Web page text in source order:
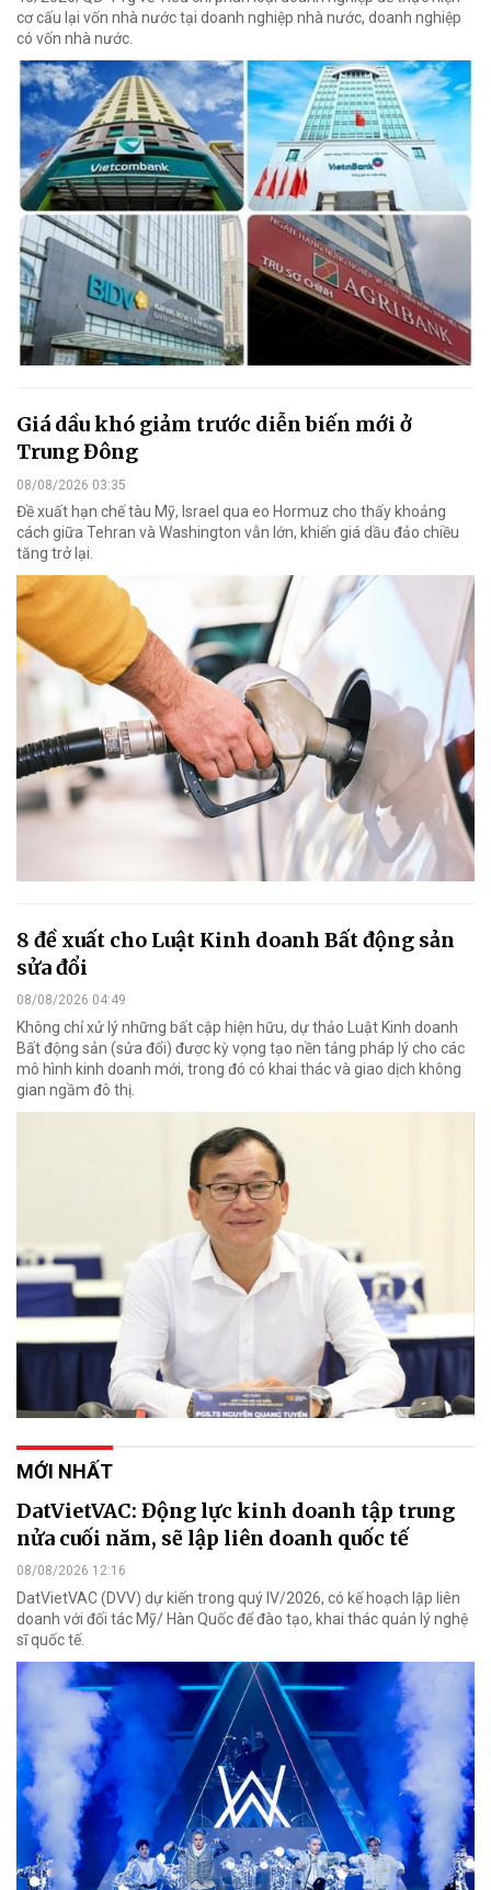
cơ cấu lại vốn nhà nước tại doanh nghiệp nhà nước, doanh nghiệp
có vốn nhà nước.
Giá dầu khó giảm trước diễn biến mới ở
Trung Đông
08/08/2026 03:35
Đề xuất hạn chế tàu Mỹ, Israel qua eo Hormuz cho thấy khoảng
cách giữa Tehran và Washington vẫn lớn, khiến giá dầu đảo chiều
tăng trở lại.
8 đề xuất cho Luật Kinh doanh Bất động sản
sửa đổi
08/08/2026 04:49
Không chỉ xử lý những bất cập hiện hữu, dự thảo Luật Kinh doanh
Bất động sản (sửa đổi) được kỳ vọng tạo nền tảng pháp lý cho các
mô hình kinh doanh mới, trong đó có khai thác và giao dịch không
gian ngầm đô thị.
MỚI NHẤT
DatVietVAC: Động lực kinh doanh tập trung
nửa cuối năm, sẽ lập liên doanh quốc tế
08/08/2026 12:16
DatVietVAC (DVV) dự kiến trong quý IV/2026, có kế hoạch lập liên
doanh với đối tác Mỹ/ Hàn Quốc để đào tạo, khai thác quản lý nghệ
sĩ quốc tế.